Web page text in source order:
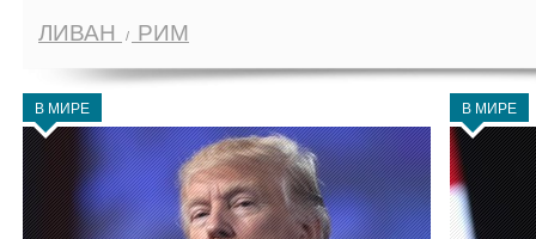
ЛИВАН РИМ
В МИРЕ В МИРЕ